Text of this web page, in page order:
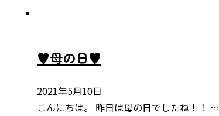
♥母の日♥
2021年5月10日
こんにちは。 昨日は母の日でしたね！！ …